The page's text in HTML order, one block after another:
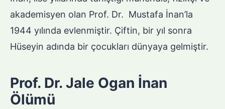
akademisyen olan Prof. Dr. Mustafa İnan’la
1944 yılında evlenmiştir. Çiftin, bir yıl sonra
Hüseyin adında bir çocukları dünyaya gelmiştir.
Prof. Dr. Jale Ogan İnan
Ölümü